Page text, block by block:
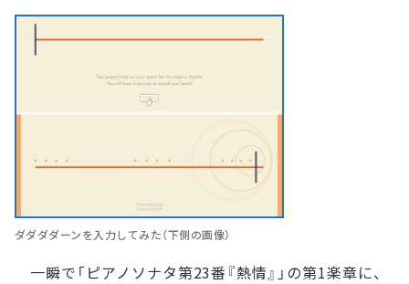
ダダダダーンを入力してみた（下側の画像）
一瞬で「ピアノソナタ第23番『熱情』」の第1楽章に、